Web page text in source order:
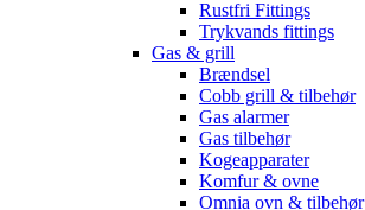
Rustfri Fittings
Trykvands fittings
Gas & grill
Brændsel
Cobb grill & tilbehør
Gas alarmer
Gas tilbehør
Kogeapparater
Komfur & ovne
Omnia ovn & tilbehør